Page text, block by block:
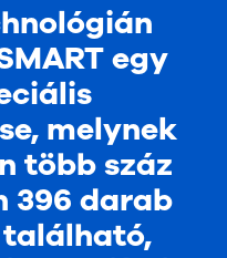
egy
melynek
több száz
396 darab